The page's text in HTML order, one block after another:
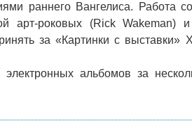
раннего Вангелиса. Работа
арт-роковых (Rick Wakeman)
за «Картинки с выставки»
альбомов за